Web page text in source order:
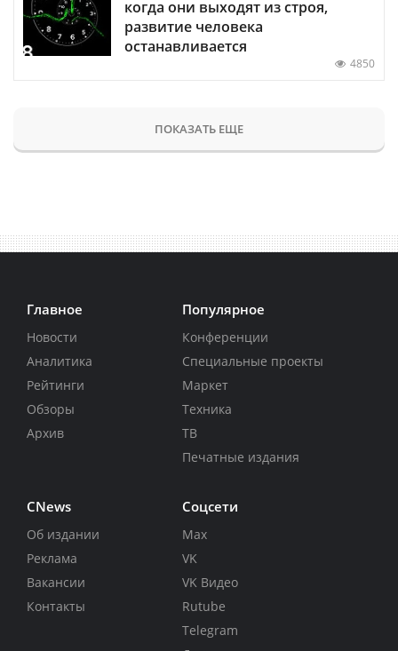
когда они выходят из строя,
развитие человека
останавливается
4850
ПОКАЗАТЬ ЕЩЕ
Главное
Новости
Аналитика
Рейтинги
Обзоры
Архив
Популярное
Конференции
Специальные проекты
Маркет
Техника
ТВ
Печатные издания
CNews
Об издании
Реклама
Вакансии
Контакты
Соцсети
Max
VK
VK Видео
Rutube
Telegram